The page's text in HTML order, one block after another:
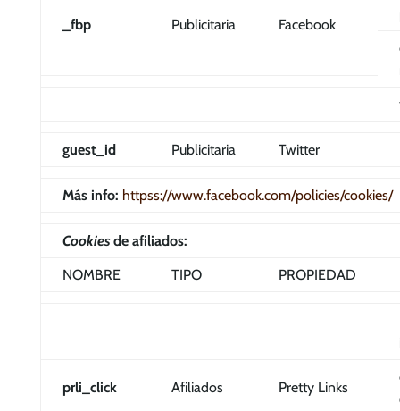
_fbp Publicitaria Facebook
guest_id Publicitaria Twitter
Más info: httpss://www.facebook.com/policies/cookies/
Cookiesde afiliados:
NOMBRE
TIPO PROPIEDAD
prli_click Afiliados Pretty Links